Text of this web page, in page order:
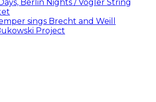
Berlin Nights / Vogler String
sings Brecht and Weill
Project